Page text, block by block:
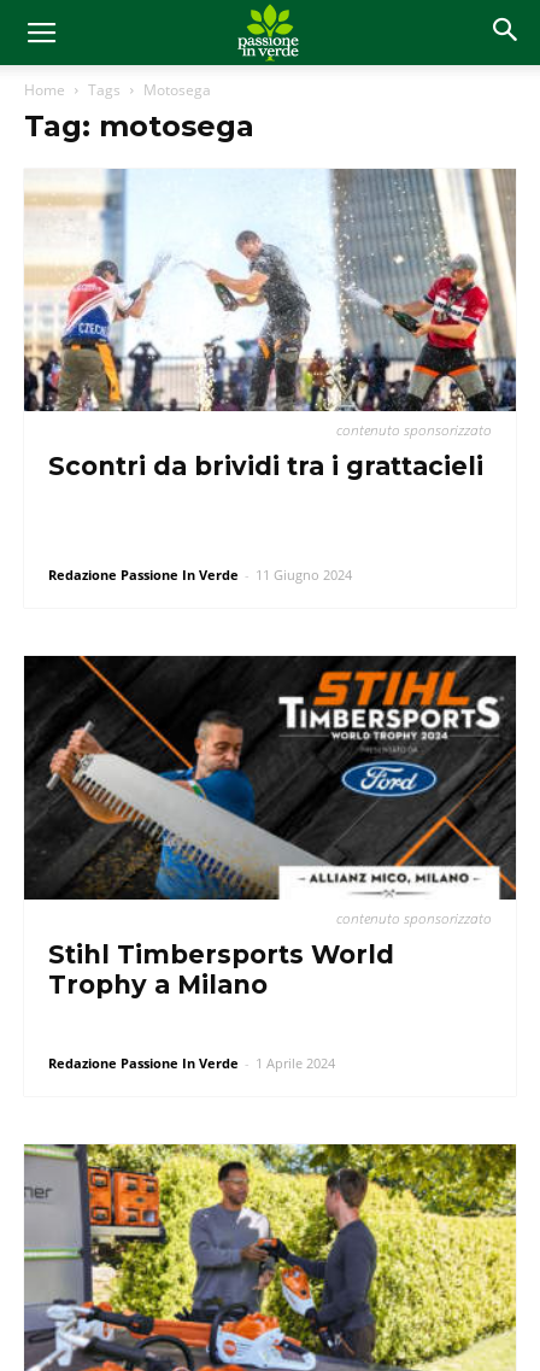
Home Tags Motosega
Tag: motosega
contenuto sponsorizzato
Scontri da brividi tra i grattacieli
Redazione Passione In Verde - 11 Giugno 2024
contenuto sponsorizzato
Stihl Timbersports World
Trophy a Milano
Redazione Passione In Verde - 1 Aprile 2024